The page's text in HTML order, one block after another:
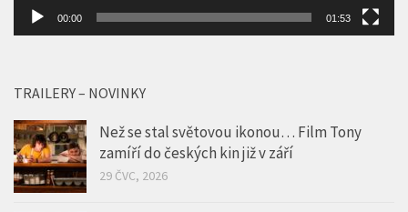
00:00 01:53
TRAILERY – NOVINKY
Než se stal světovou ikonou… Film Tony
zamíří do českých kin již v září
29 ČVC, 2026